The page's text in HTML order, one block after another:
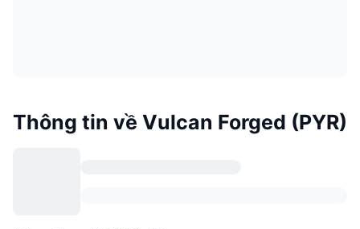
Thông tin về Vulcan Forged (PYR)